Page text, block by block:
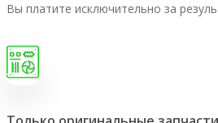
Вы платите исключительно за